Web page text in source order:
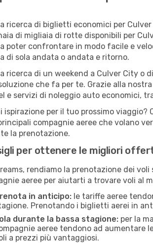
ricerca di biglietti economici per
di migliaia di rotte disponibili per
poter confrontare in modo facile e
di sola andata o andata e ritorno.
ricerca di un weekend a Culver City o
che fa per te. Grazie alla
e servizi di noleggio auto economici,
ispirazione per il tuo prossimo
compagnie aeree che volano
la prenotazione.
per ottenere le migliori
rendiamo la prenotazione dei
aeree per aiutarti a trovare voli al
in anticipo: le tariffe aeree
Prenotando i biglietti aerei in
durante la bassa stagione: per la
aeree tendono ad aumentare
a prezzi più vantaggiosi.